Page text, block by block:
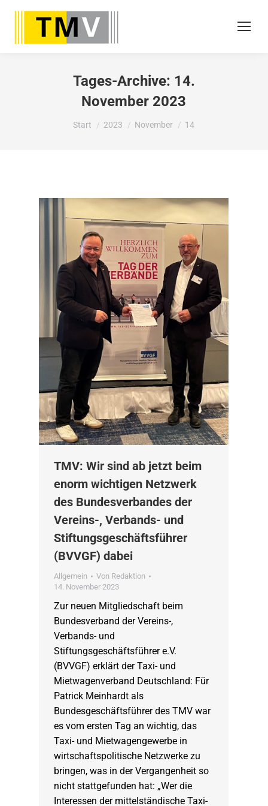
Tages-Archive: 14.
November 2023
Sie befinden sich hier:
Start 2023 November 14
TMV: Wir sind ab jetzt beim
enorm wichtigen Netzwerk
des Bundesverbandes der
Vereins-, Verbands- und
Stiftungsgeschäftsführer
(BVVGF) dabei
Allgemein Von Redaktion
14. November 2023
Zur neuen Mitgliedschaft beim
Bundesverband der Vereins-,
Verbands- und
Stiftungsgeschäftsführer e.V.
(BVVGF) erklärt der Taxi- und
Mietwagenverband Deutschland: Für
Patrick Meinhardt als
Bundesgeschäftsführer des TMV war
es vom ersten Tag an wichtig, das
Taxi- und Mietwagengewerbe in
wirtschaftspolitische Netzwerke zu
bringen, was in der Vergangenheit so
nicht stattgefunden hat: „Wer die
Interessen der mittelständische Taxi-